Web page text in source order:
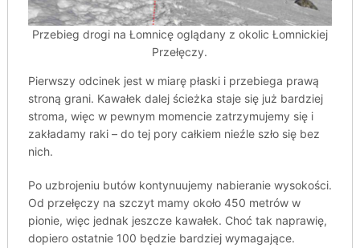
Przebieg drogi na Łomnicę oglądany z okolic Łomnickiej
Przełęczy.
Pierwszy odcinek jest w miarę płaski i przebiega prawą
stroną grani. Kawałek dalej ścieżka staje się już bardziej
stroma, więc w pewnym momencie zatrzymujemy się i
zakładamy raki – do tej pory całkiem nieźle szło się bez
nich.
Po uzbrojeniu butów kontynuujemy nabieranie wysokości.
Od przełęczy na szczyt mamy około 450 metrów w
pionie, więc jednak jeszcze kawałek. Choć tak naprawię,
dopiero ostatnie 100 będzie bardziej wymagające.